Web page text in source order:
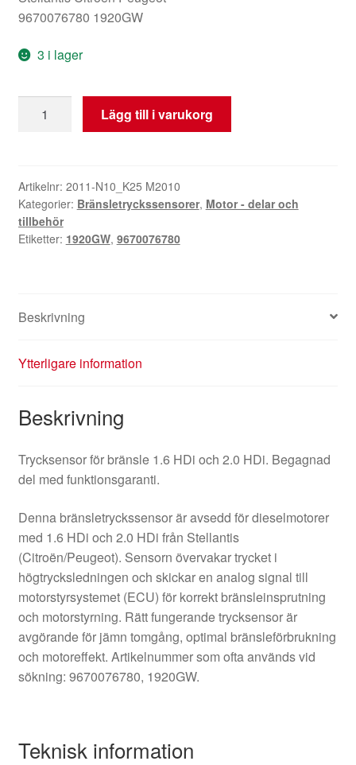
9670076780 1920GW
3 i lager
Bränsletryckgivare
1920GW
mängd
Lägg till i varukorg
Artikelnr: 2011-N10_K25 M2010
Kategorier: Bränsletryckssensorer, Motor - delar och
tillbehör
Etiketter: 1920GW, 9670076780
Beskrivning
Ytterligare information
Beskrivning
Trycksensor för bränsle 1.6 HDi och 2.0 HDi. Begagnad
del med funktionsgaranti.
Denna bränsletryckssensor är avsedd för dieselmotorer
med 1.6 HDi och 2.0 HDi från Stellantis
(Citroën/Peugeot). Sensorn övervakar trycket i
högtrycksledningen och skickar en analog signal till
motorstyrsystemet (ECU) för korrekt bränsleinsprutning
och motorstyrning. Rätt fungerande trycksensor är
avgörande för jämn tomgång, optimal bränsleförbrukning
och motoreffekt. Artikelnummer som ofta används vid
sökning: 9670076780, 1920GW.
Teknisk information